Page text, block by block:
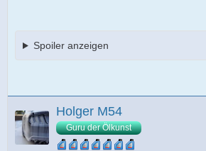
Spoiler anzeigen
Holger M54
Guru der Ölkunst